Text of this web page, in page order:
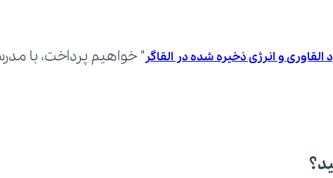
القاوری و انرژی ذخیره شده در القاگر